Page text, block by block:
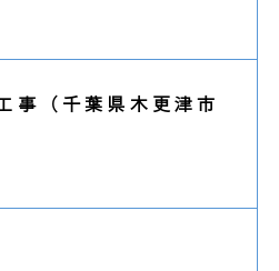
事（千葉県木更津市